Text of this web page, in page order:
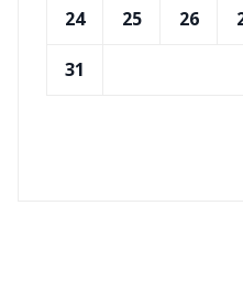
24 25 26
31